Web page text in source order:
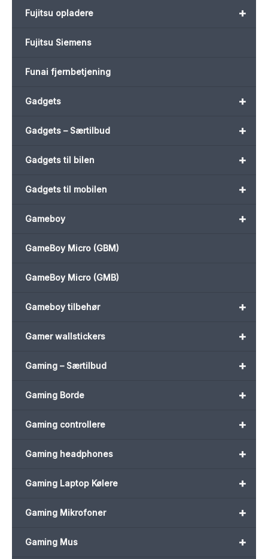
+
Fujitsu opladere
Fujitsu Siemens
Funai fjernbetjening
+
Gadgets
+
Gadgets – Særtilbud
+
Gadgets til bilen
+
Gadgets til mobilen
+
Gameboy
GameBoy Micro (GBM)
GameBoy Micro (GMB)
+
Gameboy tilbehør
+
Gamer wallstickers
+
Gaming – Særtilbud
+
Gaming Borde
+
Gaming controllere
+
Gaming headphones
+
Gaming Laptop Kølere
+
Gaming Mikrofoner
+
Gaming Mus